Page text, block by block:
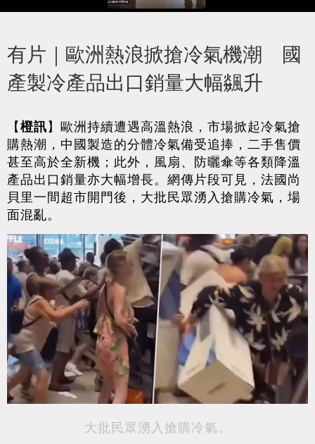
​有片｜歐洲熱浪掀搶冷氣機潮 國
產製冷產品出口銷量大幅飊升
【橙訊】歐洲持續遭遇高溫熱浪，市場掀起冷氣搶
購熱潮，中國製造的分體冷氣備受追捧，二手售價
甚至高於全新機；此外，風扇、防曬傘等各類降溫
產品出口銷量亦大幅增長。網傳片段可見，法國尚
貝里一間超市開門後，大批民眾湧入搶購冷氣，場
面混亂。
大批民眾湧入搶購冷氣。